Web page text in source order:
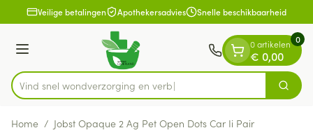
Ga naar de inhoud
1 van 1Veilige betalingen Apothekersadvies Snelle beschikbaarheid
Menu
Product, merk, categorie...
Vind snel wondverzorging Zoek
0 artikelen
€ 0,00
0
Home / Jobst Opaque 2 Ag Pet Open Dots Car Ii Pair